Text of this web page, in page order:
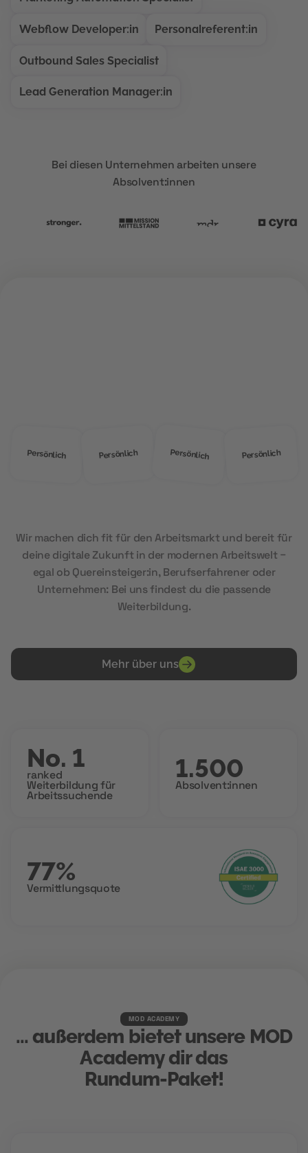
Webflow Developer:in Personalreferent:in
Outbound Sales Specialist
Lead Generation Manager:in
Bei diesen Unternehmen arbeiten unsere
Absolvent:innen
Persönlich Persönlich Persönlich Persönlich
Wir machen dich fit für den Arbeitsmarkt und bereit für
deine digitale Zukunft in der modernen Arbeitswelt –
egal ob Quereinsteiger:in, Berufserfahrener oder
Unternehmen: Bei uns findest du die passende
Weiterbildung.
Mehr über uns
No. 1
ranked
Weiterbildung für
Arbeitssuchende
1.500
Absolvent:innen
77%
Vermittlungsquote
MOD ACADEMY
... außerdem bietet unsere MOD
Academy dir das
Rundum-Paket!